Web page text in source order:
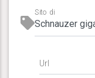
Sito di
Url